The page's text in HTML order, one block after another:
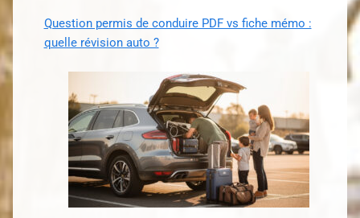
Question permis de conduire PDF vs fiche mémo :
quelle révision auto ?